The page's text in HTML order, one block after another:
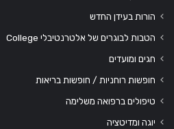
הורות בעידן החדש
הטבות לבוגרים של אלטרנטיבלי College
חגים ומועדים
חופשות רוחניות / חופשות בריאות
טיפולים ברפואה משלימה
יוגה ומדיטציה